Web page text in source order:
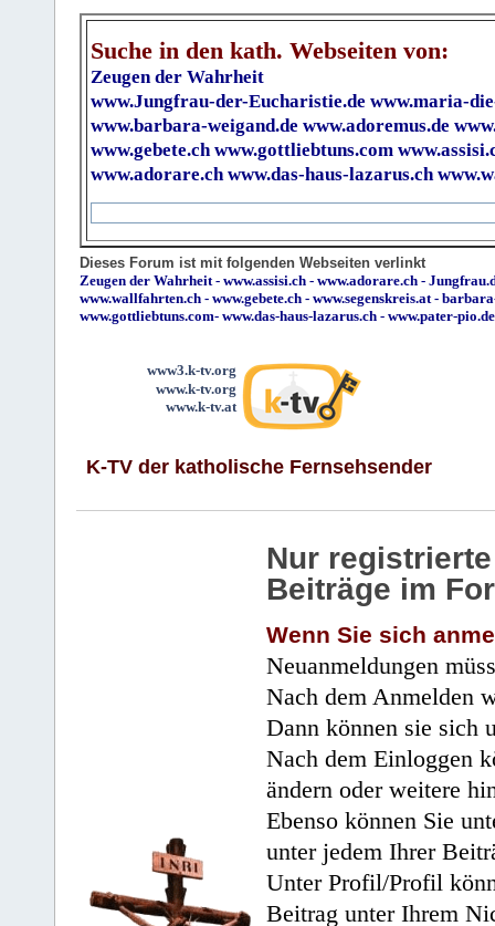
Suche in den kath. Webseiten von:
Zeugen der Wahrheit
www.Jungfrau-der-Eucharistie.de www.maria-
www.barbara-weigand.de www.adoremus.de
www.gebete.ch www.gottliebtuns.com
www.adorare.ch www.das-haus-lazarus.ch
Dieses Forum ist mit folgenden Webseiten verlinkt
Zeugen der Wahrheit - www.assisi.ch - www.adorare.ch -
www.wallfahrten.ch - www.gebete.ch - www.segenskreis.at -
www.gottliebtuns.com- www.das-haus-lazarus.ch - www.pater-pio.de
www3.k-tv.org
www.k-tv.org
www.k-tv.at
K-TV der katholische Fernsehsender
Nur
Beiträge im
Wenn Sie sich
Neuanmeldungen
Nach dem Anmelden
Dann können sie sich
Nach dem Einloggen
ändern oder weitere
Ebenso können Sie
unter jedem Ihrer
Unter Profil/Profil
Beitrag unter Ihrem